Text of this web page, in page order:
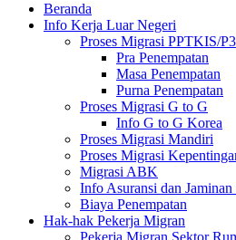
Beranda
Info Kerja Luar Negeri
Proses Migrasi PPTKIS/
Pra Penempatan
Masa Penempatan
Purna Penempatan
Proses Migrasi G to G
Info G to G Korea
Proses Migrasi Mandiri
Proses Migrasi
Migrasi ABK
Info Asuransi dan Jaminan
Biaya Penempatan
Hak-hak Pekerja Migran
Pekerja Migran Sektor